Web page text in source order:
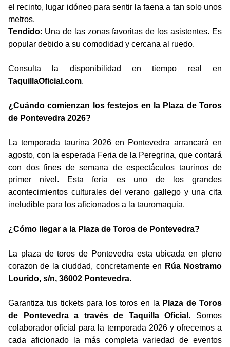
el recinto, lugar idóneo para sentir la faena a tan solo unos
metros.
Tendido: Una de las zonas favoritas de los asistentes. Es
popular debido a su comodidad y cercana al ruedo.
Consulta la disponibilidad en tiempo real en
TaquillaOficial.com.
¿Cuándo comienzan los festejos en la Plaza de Toros
de Pontevedra 2026?
La temporada taurina 2026 en Pontevedra arrancará en
agosto, con la esperada Feria de la Peregrina, que contará
con dos fines de semana de espectáculos taurinos de
primer nivel. Esta feria es uno de los grandes
acontecimientos culturales del verano gallego y una cita
ineludible para los aficionados a la tauromaquia.
¿Cómo llegar a la Plaza de Toros de Pontevedra?
La plaza de toros de Pontevedra esta ubicada en pleno
corazon de la ciuddad, concretamente en Rúa Nostramo
Lourido, s/n, 36002 Pontevedra.
Garantiza tus tickets para los toros en la Plaza de Toros
de Pontevedra a través de Taquilla Oficial . Somos
colaborador oficial para la temporada 2026 y ofrecemos a
cada aficionado la más completa variedad de eventos